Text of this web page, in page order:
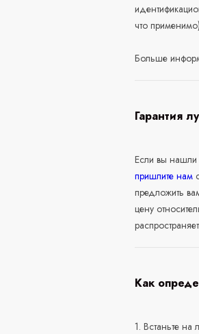
что
Больше
Гарантия
Если вы
пришлите нам
предложить
цену
Как
1. Встаньте на